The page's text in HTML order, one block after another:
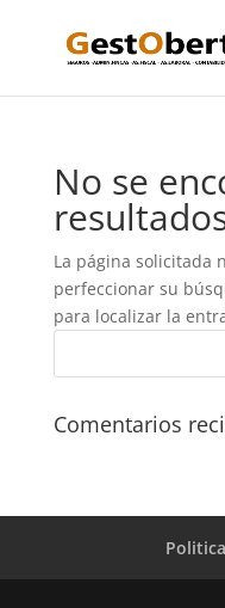
No se
La página solicitada
perfeccionar su
para localizar la
Comentarios